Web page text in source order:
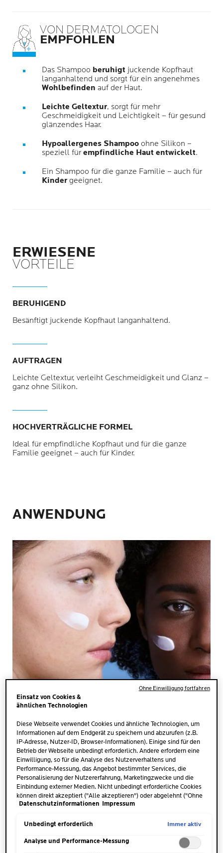
VON DERMATOLOGEN
EMPFOHLEN
Das Shampoo beruhigt juckende Kopfhaut
langanhaltend und sorgt für ein angenehmes
Wohlbefinden auf der Haut.
Leichte Geltextur, sorgt für mehr
Geschmeidigkeit und Leichtigkeit – für gesund
glänzendes Haar.
Hypoallergenes Shampoo ohne Silikon –
speziell fürempfindliche Haut entwickelt.
Ein Shampoo für die ganze Familie – auch für
Kinder geeignet.
ERWIESENE
VORTEILE
BERUHIGEND
Besänftigt juckende Kopfhaut langanhaltend.
AUFTRAGEN
Leichte Geltextur, verleiht Geschmeidigkeit und Glanz –
ganz ohne Silikon.
HOCHVERTRÄGLICHE FORMEL
Ideal für empfindliche Kopfhaut und für die ganze
Familie geeignet – auch für Kinder.
ANWENDUNG
MENGE
Eine haselnussgroße Menge
des Gel-Shampoos auf die
Kopfhaut und das nasse Haar
auftragen.
WANN
Ideal für die tägliche
Anwendung.
Auf die Kopfhaut auftragen.
Einsatz von Cookies &
ähnlichen Technologien
Diese Webseite verwendet Cookies und ähnliche Technologien, um
Informationen auf dem Endgerät zu speichern und abzurufen (z.B.
IP-Adresse, Nutzer-ID, Browser-Informationen). Einige sind für den
Betrieb der Webseite unbedingt erforderlich. Andere erfordern eine
Einwilligung, so für die Analyse des Nutzerverhaltens und
Performance-Messung, das Angebot bestimmter Services, die
Personalisierung der Nutzererfahrung, Marketingzwecke und die
Einbindung externer Medien. Nicht unbedingt erforderliche Cookies
können direkt akzeptiert ("Alle akzeptieren") oder abgelehnt ("Ohne
Einwilligung fortfahren") werden. Individuelle Anpassungen der
speichern"). Die Auswahl kann jederzeit unter dem Link "Cookie-
unsere Datenschutzinformationen.
Datenschutzinformationen Impressum
Unbedingt erforderlich Immer aktiv
Analyse und Performance-Messung
Ohne Einwilligung fortfahren